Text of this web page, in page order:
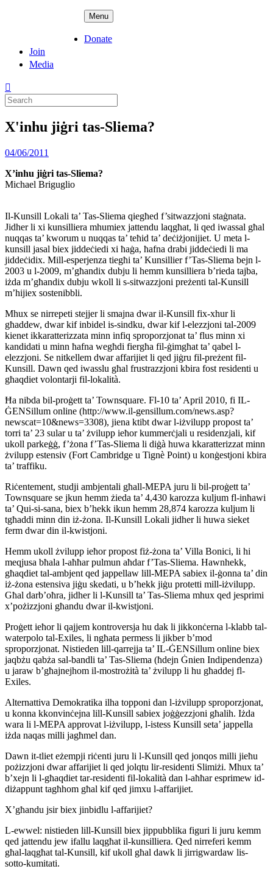
Menu
Donate
Join
Media
Search
for:
X'inhu jiġri tas-Sliema?
Posted
04/06/2011
X’inhu jiġri tas-Sliema?
Michael Briguglio
Il-Kunsill Lokali ta’ Tas-Sliema qiegħed f’sitwazzjoni staġnata.
Jidher li xi kunsilliera mhumiex jattendu laqgħat, li qed iwassal għal
nuqqas ta’ kworum u nuqqas ta’ teħid ta’ deċiżjonijiet. U meta l-
kunsill jasal biex jiddeċiedi xi ħaġa, ħafna drabi jiddeċiedi li ma
jiddeċidix. Mill-esperjenza tiegħi ta’ Kunsillier f’Tas-Sliema bejn l-
2003 u l-2009, m’għandix dubju li hemm kunsilliera b’rieda tajba,
iżda m’għandix dubju wkoll li s-sitwazzjoni preżenti tal-Kunsill
m’hijiex sostenibbli.
Mhux se nirrepeti stejjer li smajna dwar il-Kunsill fix-xhur li
għaddew, dwar kif inbidel is-sindku, dwar kif l-elezzjoni tal-2009
kienet ikkaratterizzata minn infiq sproporzjonat ta’ flus minn xi
kandidati u minn ħafna wegħdi fiergħa fil-ġimgħat ta’ qabel l-
elezzjoni. Se nitkellem dwar affarijiet li qed jiġru fil-preżent fil-
Kunsill. Dawn qed iwasslu għal frustrazzjoni kbira fost residenti u
għaqdiet volontarji fil-lokalità.
Ħa nibda bil-proġett ta’ Townsquare. Fl-10 ta’ April 2010, fi IL-
ĠENSillum online (http://www.il-gensillum.com/news.asp?
newscat=10&news=3308), jiena ktibt dwar l-iżvilupp propost ta’
torri ta’ 23 sular u ta’ żvilupp ieħor kummerċjali u residenzjali, kif
ukoll parkeġġ, f’żona f’Tas-Sliema li diġà huwa kkaratterizzat minn
żvilupp estensiv (Fort Cambridge u Tignè Point) u konġestjoni kbira
ta’ traffiku.
Riċentement, studji ambjentali għall-MEPA juru li bil-proġett ta’
Townsquare se jkun hemm żieda ta’ 4,430 karozza kuljum fl-inħawi
ta’ Qui-si-sana, biex b’hekk ikun hemm 28,874 karozza kuljum li
tgħaddi minn din iż-żona. Il-Kunsill Lokali jidher li huwa sieket
ferm dwar din il-kwistjoni.
Hemm ukoll żvilupp ieħor propost fiż-żona ta’ Villa Bonici, li hi
meqjusa bħala l-aħħar pulmun aħdar f’Tas-Sliema. Hawnhekk,
għaqdiet tal-ambjent qed jappellaw lill-MEPA sabiex il-ġonna ta’ din
iż-żona estensiva jiġu skedati, u b’hekk jiġu protetti mill-iżvilupp.
Għal darb’oħra, jidher li l-Kunsill ta’ Tas-Sliema mhux qed jesprimi
x’pożizzjoni għandu dwar il-kwistjoni.
Proġett ieħor li qajjem kontroversja hu dak li jikkonċerna l-klabb tal-
waterpolo tal-Exiles, li ngħata permess li jikber b’mod
sproporzjonat. Nistieden lill-qarrejja ta’ IL-ĠENSillum online biex
jaqbżu qabża sal-bandli ta’ Tas-Sliema (ħdejn Ġnien Indipendenza)
u jaraw b’għajnejhom il-mostrożità ta’ żvilupp li hu għaddej fl-
Exiles.
Alternattiva Demokratika ilha topponi dan l-iżvilupp sproporzjonat,
u konna kkonvinċejna lill-Kunsill sabiex joġġezzjoni għalih. Iżda
wara li l-MEPA approvat l-iżvilupp, l-istess Kunsill seta’ jappella
iżda naqas milli jagħmel dan.
Dawn it-tliet eżempji riċenti juru li l-Kunsill qed jonqos milli jieħu
pożizzjoni dwar affarijiet li qed jolqtu lir-residenti Slimiżi. Mhux ta’
b’xejn li l-għaqdiet tar-residenti fil-lokalità dan l-aħħar esprimew id-
diżappunt tagħhom għal kif qed jimxu l-affarijiet.
X’għandu jsir biex jinbidlu l-affarijiet?
L-ewwel: nistieden lill-Kunsill biex jippubblika figuri li juru kemm
qed jattendu jew ifallu laqgħat il-kunsilliera. Qed nirreferi kemm
għal-laqgħat tal-Kunsill, kif ukoll għal dawk li jirrigwardaw lis-
sotto-kumitati.